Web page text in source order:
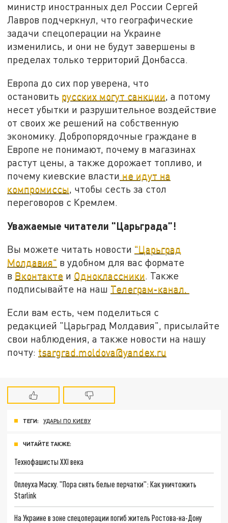
министр иностранных дел России Сергей
Лавров подчеркнул, что географические
задачи спецоперации на Украине
изменились, и они не будут завершены в
пределах только территорий Донбасса.
Европа до сих пор уверена, что
остановить русских могут санкции, а потому
несет убытки и разрушительное воздействие
от своих же решений на собственную
экономику. Добропорядочные граждане в
Европе не понимают, почему в магазинах
растут цены, а также дорожает топливо, и
почему киевские власти не идут на
компромиссы, чтобы сесть за стол
переговоров с Кремлем.
Уважаемые читатели "Царьграда"!
Вы можете читать новости "Царьград
Молдавия" в удобном для вас формате
в Вконтакте и Одноклассники. Также
подписывайте на наш Телеграм-канал.
Если вам есть, чем поделиться с
редакцией "Царьград Молдавия", присылайте
свои наблюдения, а также новости на нашу
почту: tsargrad.moldova@yandex.ru
ТЕГИ: УДАРЫ ПО КИЕВУ
ЧИТАЙТЕ ТАКЖЕ:
Технофашисты XXI века
Оплеуха Маску. "Пора снять белые перчатки": Как уничтожить
Starlink
На Украине в зоне спецоперации погиб житель Ростова-на-Дону